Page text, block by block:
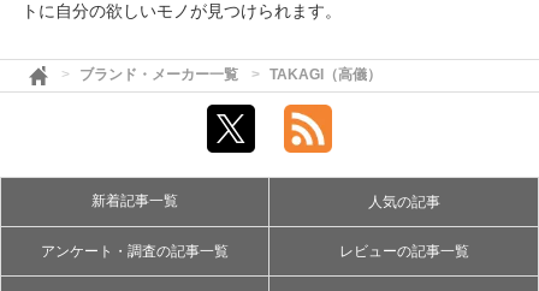
トに自分の欲しいモノが見つけられます。
ブランド・メーカー一覧 TAKAGI（高儀）
新着記事一覧 人気の記事
アンケート・調査の記事一覧 レビューの記事一覧